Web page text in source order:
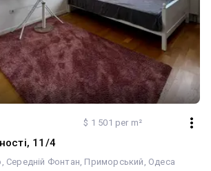
$ 1 501 per m²
11/4
Середній Фонтан Приморський Одеса